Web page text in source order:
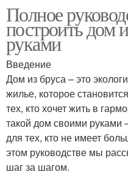
Полное
построить дом
руками
Введение
Дом из бруса – это
жилье, которое
тех, кто хочет жить в
такой дом своими руками
для тех, кто не имеет
этом руководстве мы
шаг за шагом.